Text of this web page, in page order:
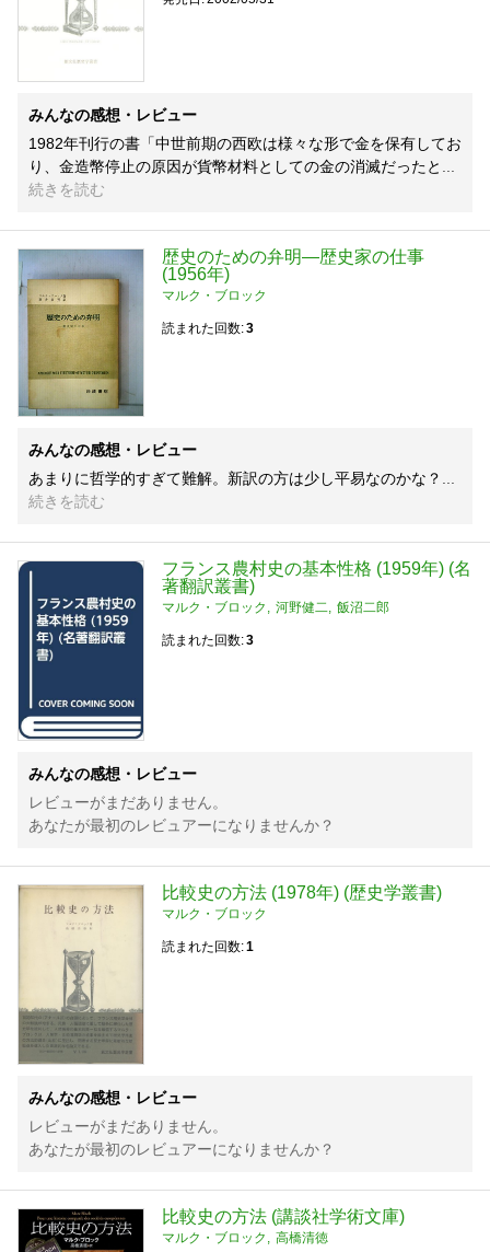
みんなの感想・レビュー
1982年刊行の書「中世前期の西欧は様々な形で金を保有してお
り、金造幣停止の原因が貨幣材料としての金の消滅だったと
続きを読む
歴史のための弁明―歴史家の仕事
(1956年)
マルク・ブロック
読まれた回数 3
みんなの感想・レビュー
あまりに哲学的すぎて難解。新訳の方は少し平易なのかな？
続きを読む
フランス農村史の基本性格 (1959年) (名
著翻訳叢書)
マルク・ブロック 河野健二 飯沼二郎
読まれた回数 3
みんなの感想・レビュー
レビューがまだありません。
あなたが最初のレビュアーになりませんか？
比較史の方法 (1978年) (歴史学叢書)
マルク・ブロック
読まれた回数 1
みんなの感想・レビュー
レビューがまだありません。
あなたが最初のレビュアーになりませんか？
比較史の方法 (講談社学術文庫)
マルク・ブロック 高橋清徳